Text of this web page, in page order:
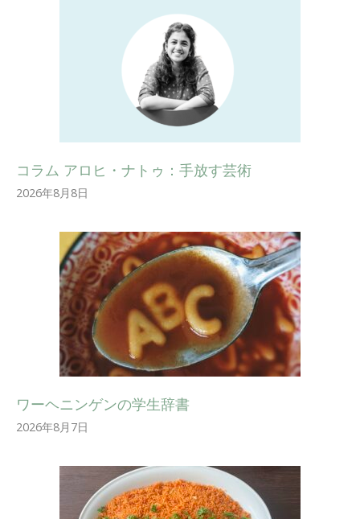
コラム アロヒ・ナトゥ：手放す芸術
2026年8月8日
ワーヘニンゲンの学生辞書
2026年8月7日